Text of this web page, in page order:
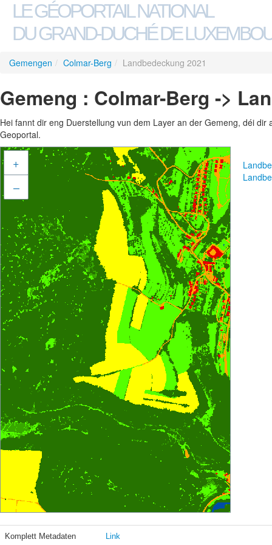
LE GÉOPORTAIL NATIONAL
DU GRAND-DUCHÉ DE
Gemengen / Colmar-Berg / Landbedeckung 2021
Gemeng : Colmar-Berg ->
Hei fannt dir eng Duerstellung vun dem Layer an der Gemeng, déi
Geoportal.
+
–
Komplett Metadaten Link